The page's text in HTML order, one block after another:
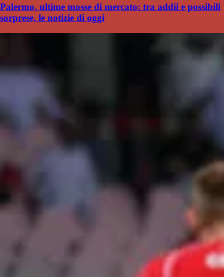
Palermo, ultime mosse di mercato: tra addii e possibili
sorprese, le notizie di oggi